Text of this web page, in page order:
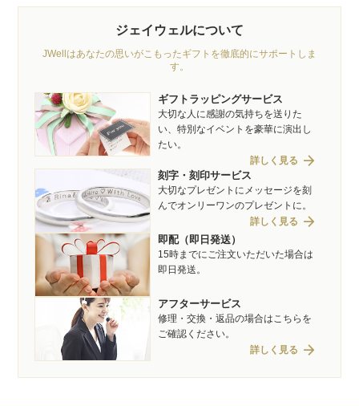
ジェイウェルについて
JWellはあなたの思いがこもったギフトを徹底的にサポートしま
す。
ギフトラッピングサービス
大切な人に感謝の気持ちを送りた
い、特別なイベントを豪華に演出し
たい。
詳しく見る arrow_forward
刻字・刻印サービス
大切なプレゼントにメッセージを刻
んでオンリーワンのプレゼントに。
詳しく見る arrow_forward
即配（即日発送）
15時までにご注文いただいた場合は
即日発送。
アフターサービス
修理・交換・返品の場合はこちらを
ご確認ください。
詳しく見る arrow_forward